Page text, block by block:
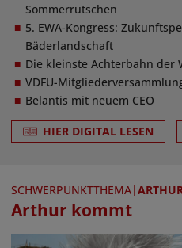
Sommerrutschen
5. EWA-Kongress:
Bäderlandschaft
Die kleinste Achterbahn der
VDFU-
Belantis mit neuem CEO
HIER DIGITAL LESEN
SCHWERPUNKTTHEMA|
Arthur kommt